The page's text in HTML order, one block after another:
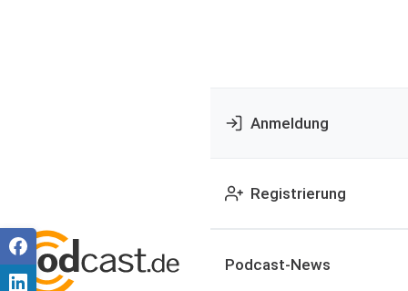
Anmeldung
Registrierung
Podcast-News